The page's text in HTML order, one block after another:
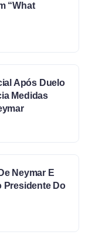
“What
Após Duelo
Medidas
Neymar E
Presidente Do